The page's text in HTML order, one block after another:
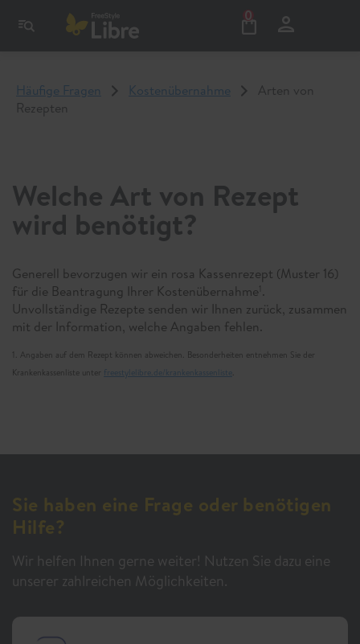
0
Häufige Fragen Kostenübernahme
Arten von
Rezepten
Welche Art von Rezept
wird benötigt?
Generell bevorzugen wir ein rosa Kassenrezept (Muster 16)
für die Beantragung Ihrer Kostenübernahme1 .
Unvollständige Rezepte senden wir Ihnen zurück, zusammen
mit der Information, welche Angaben fehlen.
1. Angaben auf dem Rezept können abweichen. Besonderheiten entnehmen Sie der
Krankenkassenliste unter freestylelibre.de/krankenkassenliste
Sie haben eine Frage oder benötigen
Hilfe?
Wir helfen Ihnen gerne weiter! Nutzen Sie dazu eine
unserer zahlreichen Möglichkeiten.